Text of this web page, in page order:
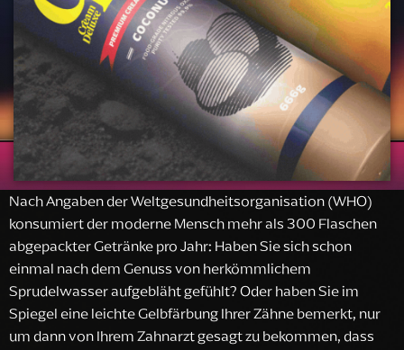
Nach Angaben der Weltgesundheitsorganisation (WHO)
konsumiert der moderne Mensch mehr als 300 Flaschen
abgepackter Getränke pro Jahr: Haben Sie sich schon
einmal nach dem Genuss von herkömmlichem
Sprudelwasser aufgebläht gefühlt? Oder haben Sie im
Spiegel eine leichte Gelbfärbung Ihrer Zähne bemerkt, nur
um dann von Ihrem Zahnarzt gesagt zu bekommen, dass